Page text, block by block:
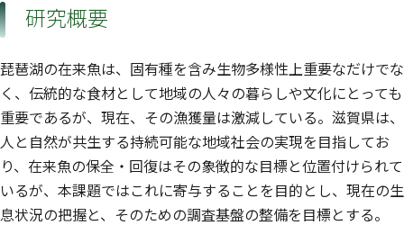
研究概要
琵琶湖の在来魚は、固有種を含み生物多様性上重要なだけでな
く、伝統的な食材として地域の人々の暮らしや文化にとっても
重要であるが、現在、その漁獲量は激減している。滋賀県は、
人と自然が共生する持続可能な地域社会の実現を目指してお
り、在来魚の保全・回復はその象徴的な目標と位置付けられて
いるが、本課題ではこれに寄与することを目的とし、現在の生
息状況の把握と、そのための調査基盤の整備を目標とする。